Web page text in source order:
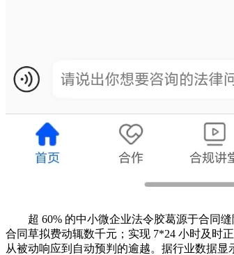
超 60% 的中小微企业法令胶葛源于合同缝
合同草拟费动辄数千元；实现 7*24 小时及时
从被动响应到自动预判的逾越。据行业数据